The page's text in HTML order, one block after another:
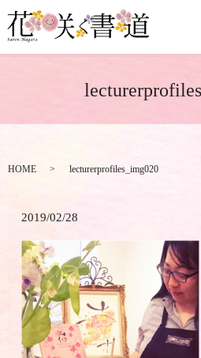
HOME lecturerprofiles_img020
2019/02/28